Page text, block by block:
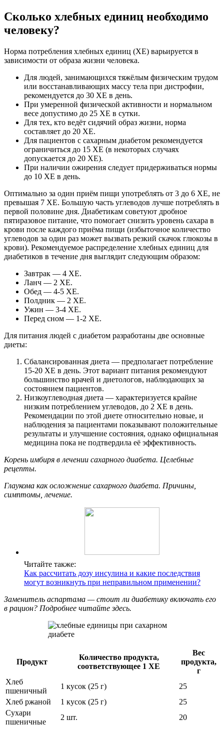
Сколько хлебных единиц необходимо
человеку?
Норма потребления хлебных единиц (ХЕ) варьируется в
зависимости от образа жизни человека.
Для людей, занимающихся тяжёлым физическим трудом
или восстанавливающих массу тела при дистрофии,
рекомендуется до 30 ХЕ в день.
При умеренной физической активности и нормальном
весе допустимо до 25 ХЕ в сутки.
Для тех, кто ведёт сидячий образ жизни, норма
составляет до 20 ХЕ.
Для пациентов с сахарным диабетом рекомендуется
ограничиться до 15 ХЕ (в некоторых случаях
допускается до 20 ХЕ).
При наличии ожирения следует придерживаться нормы
до 10 ХЕ в день.
Оптимально за один приём пищи употреблять от 3 до 6 ХЕ, не
превышая 7 ХЕ. Большую часть углеводов лучше потреблять в
первой половине дня. Диабетикам советуют дробное
пятиразовое питание, что помогает снизить уровень сахара в
крови после каждого приёма пищи (избыточное количество
углеводов за один раз может вызвать резкий скачок глюкозы в
крови). Рекомендуемое распределение хлебных единиц для
диабетиков в течение дня выглядит следующим образом:
Завтрак — 4 ХЕ.
Ланч — 2 ХЕ.
Обед — 4-5 ХЕ.
Полдник — 2 ХЕ.
Ужин — 3-4 ХЕ.
Перед сном — 1-2 ХЕ.
Для питания людей с диабетом разработаны две основные
диеты:
Сбалансированная диета — предполагает потребление
15-20 ХЕ в день. Этот вариант питания рекомендуют
большинство врачей и диетологов, наблюдающих за
состоянием пациентов.
Низкоуглеводная диета — характеризуется крайне
низким потреблением углеводов, до 2 ХЕ в день.
Рекомендации по этой диете относительно новые, и
наблюдения за пациентами показывают положительные
результаты и улучшение состояния, однако официальная
медицина пока не подтвердила её эффективность.
Корень имбиря в лечении сахарного диабета. Целебные
рецепты.
Глаукома как осложнение сахарного диабета. Причины,
симптомы, лечение.
Читайте также:
Как рассчитать дозу инсулина и какие последствия
могут возникнуть при неправильном применении?
Заменитель аспартама — стоит ли диабетику включать его
в рацион? Подробнее читайте здесь.
Продукт
Количество продукта,
соответствующее 1 ХЕ
Вес
продукта,
г
Хлеб
пшеничный
1 кусок (25 г)
25
Хлеб ржаной
1 кусок (25 г)
25
Сухари
пшеничные
2 шт.
20